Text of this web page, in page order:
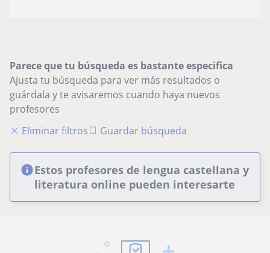
Parece que tu búsqueda es bastante especifica
Ajusta tu búsqueda para ver más resultados o
guárdala y te avisaremos cuando haya nuevos
profesores
Eliminar filtros
Guardar búsqueda
Estos profesores de lengua castellana y
literatura online pueden interesarte